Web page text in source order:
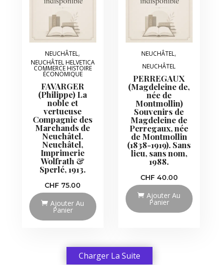
NEUCHÂTEL,
NEUCHÂTEL HELVETICA
COMMERCE HISTOIRE
ÉCONOMIQUE
FAVARGER
(Philippe) La
noble et
vertueuse
Compagnie des
Marchands de
Neuchâtel.
Neuchâtel,
Imprimerie
Wolfrath &
Sperlé, 1913.
CHF 75.00
Ajouter Au
Panier
NEUCHÂTEL,
NEUCHÂTEL
PERREGAUX
(Magdeleine de,
née de
Montmollin)
Souvenirs de
Magdeleine de
Perregaux, née
de Montmollin
(1838-1919). Sans
lieu, sans nom,
1988.
CHF 40.00
Ajouter Au
Panier
Charger La Suite